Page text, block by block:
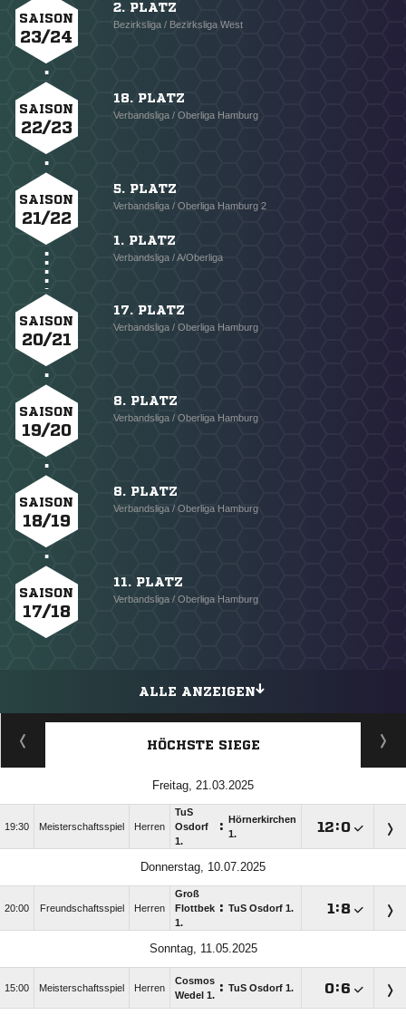
SAISON
23/24
2. PLATZ
Bezirksliga / Bezirksliga West
SAISON
22/23
18. PLATZ
Verbandsliga / Oberliga Hamburg
SAISON
21/22
5. PLATZ
Verbandsliga / Oberliga Hamburg 2
1. PLATZ
Verbandsliga / A/Oberliga
SAISON
20/21
17. PLATZ
Verbandsliga / Oberliga Hamburg
SAISON
19/20
8. PLATZ
Verbandsliga / Oberliga Hamburg
SAISON
18/19
8. PLATZ
Verbandsliga / Oberliga Hamburg
SAISON
17/18
11. PLATZ
Verbandsliga / Oberliga Hamburg
ALLE ANZEIGEN
HÖCHSTE SIEGE
Freitag, 21.03.2025
19:30 Meisterschaftsspiel Herren
TuS
Osdorf
1.
:
Hörnerkirchen
1.
:
Donnerstag, 10.07.2025
20:00 Freundschaftsspiel Herren
Groß
Flottbek
1.
: TuS Osdorf 1. :
Sonntag, 11.05.2025
15:00 Meisterschaftsspiel Herren
Cosmos
Wedel 1. : TuS Osdorf 1. :